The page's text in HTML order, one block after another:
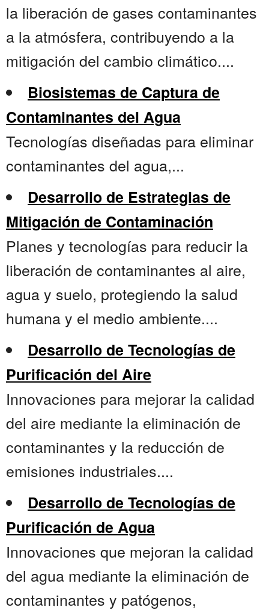
la liberación de gases contaminantes
a la atmósfera, contribuyendo a la
mitigación del cambio climático....
Biosistemas de Captura de
Contaminantes del Agua
Tecnologías diseñadas para eliminar
contaminantes del agua,...
Desarrollo de Estrategias de
Mitigación de Contaminación
Planes y tecnologías para reducir la
liberación de contaminantes al aire,
agua y suelo, protegiendo la salud
humana y el medio ambiente....
Desarrollo de Tecnologías de
Purificación del Aire
Innovaciones para mejorar la calidad
del aire mediante la eliminación de
contaminantes y la reducción de
emisiones industriales....
Desarrollo de Tecnologías de
Purificación de Agua
Innovaciones que mejoran la calidad
del agua mediante la eliminación de
contaminantes y patógenos,